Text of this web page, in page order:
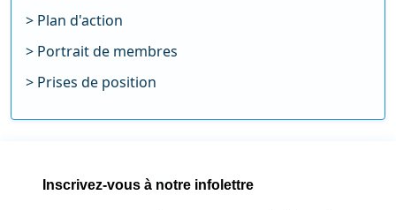
Plan d'action
Portrait de membres
Prises de position
Inscrivez-vous à notre infolettre